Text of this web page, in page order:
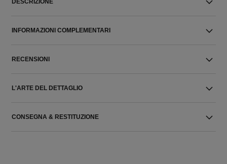
DESCRIZIONE
INFORMAZIONI COMPLEMENTARI
RECENSIONI
L'ARTE DEL DETTAGLIO
CONSEGNA & RESTITUZIONE